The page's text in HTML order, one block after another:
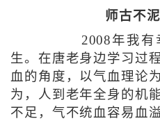
师古不
2008年我有
生。在唐老身边学习过
血的角度，以气血理论
为，人到老年全身的机
不足，气不统血容易血